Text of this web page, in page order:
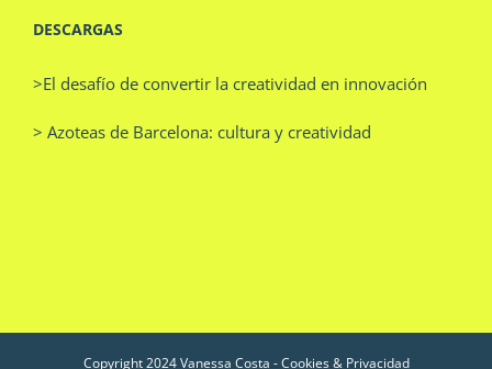
DESCARGAS
>El desafío de convertir la creatividad en innovación
> Azoteas de Barcelona: cultura y creatividad
Copyright 2024 Vanessa Costa -Cookies & Privacidad